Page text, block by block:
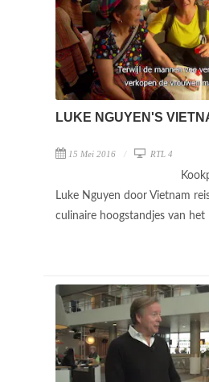
LUKE NGUYEN'S
15 Mei 2016 RTL 4
Luke Nguyen door Vietnam
culinaire hoogstandjes van het